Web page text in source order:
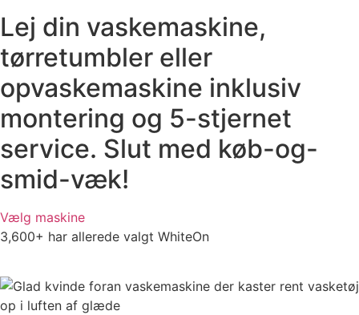
Lej din vaskemaskine,
tørretumbler eller
opvaskemaskine inklusiv
montering og 5-stjernet
service. Slut med køb-og-
smid-væk!
Vælg maskine
3,600+ har allerede valgt WhiteOn